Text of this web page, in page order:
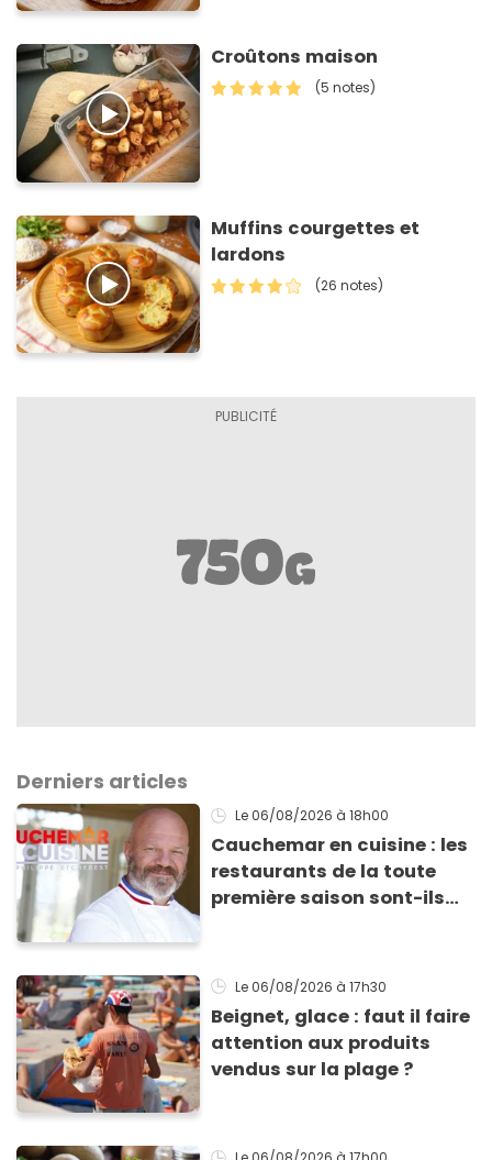
Croûtons maison
(5 notes)
Muffins courgettes et
lardons
(26 notes)
Derniers articles
Le 06/08/2026 à 18h00
Cauchemar en cuisine : les
restaurants de la toute
première saison sont-ils
Le 06/08/2026 à 17h30
Beignet, glace : faut il faire
attention aux produits
vendus sur la plage ?